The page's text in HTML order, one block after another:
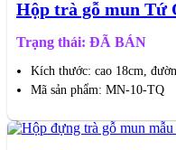
Hộp trà gỗ mun Tứ
Trạng thái: ĐÃ BÁN
Kích thước: cao 18cm,
Mã sản phẩm: MN-10-TQ